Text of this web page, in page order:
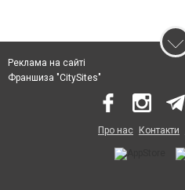
Реклама на сайті
Франшиза "CitySites"
Про нас Контакти